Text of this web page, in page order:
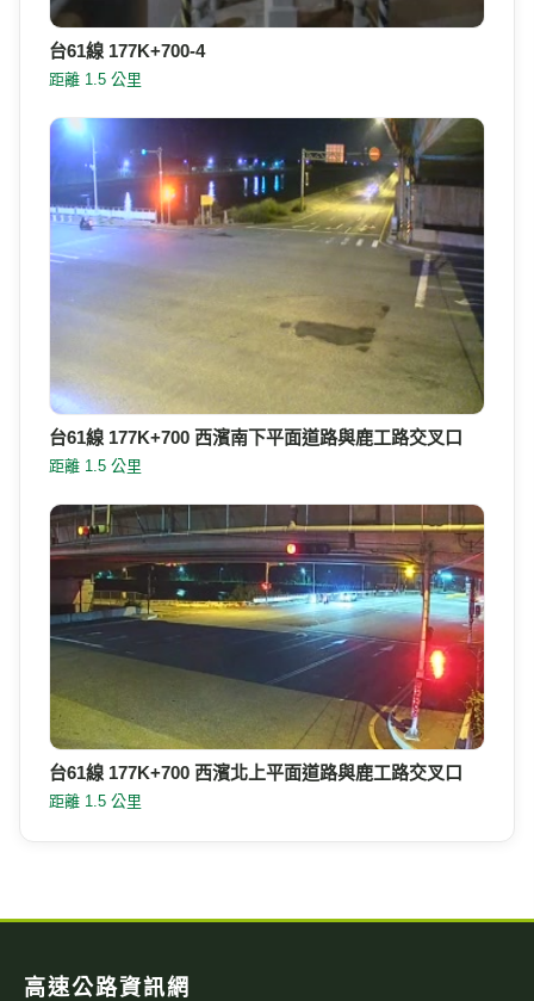
台61線 177K+700-4
距離 1.5 公里
台61線 177K+700 西濱南下平面道路與鹿工路交叉口
距離 1.5 公里
台61線 177K+700 西濱北上平面道路與鹿工路交叉口
距離 1.5 公里
高速公路資訊網